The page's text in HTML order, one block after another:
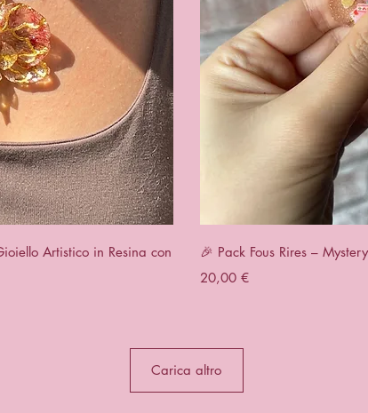
Artistico in Resina con
🎉 Pack Fous Rires –
Prezzo
20,00 €
Carica altro